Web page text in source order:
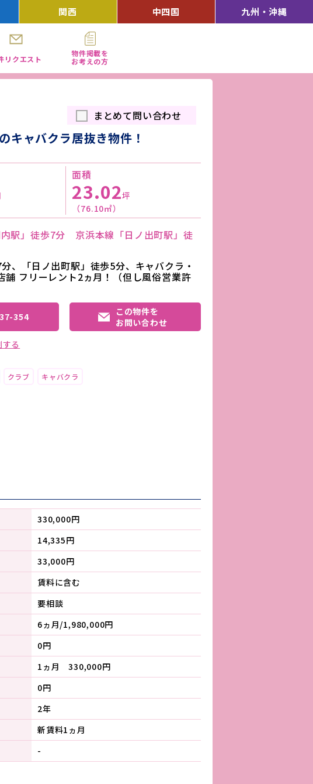
関西 中四国 九州・沖縄
リクエスト
物件掲載を
お考えの方
まとめて問い合わせ
キャバクラ居抜き物件！
面積
23.02坪
（76.10㎡）
駅」徒歩7分 京浜本線「日ノ出町駅」徒
分、「日ノ出町駅」徒歩5分、キャバクラ・
舗 フリーレント2ヵ月！（但し風俗営業許
354
この物件を
お問い合わせ
る
クラブ キャバクラ
330,000円
14,335円
33,000円
賃料に含む
要相談
6ヵ月/1,980,000円
0円
1ヵ月 330,000円
0円
2年
新賃料1ヵ月
-